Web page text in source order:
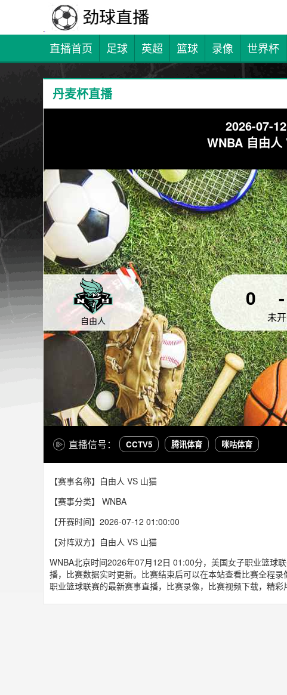
直播首页 足球 英超 篮球 录像 世界杯
丹麦杯直播
2026-07-
WNBA 自由
自由人
0 -
未
直播信号： CCTV5 腾讯体育 咪咕体育
【赛事名称】自由人 VS 山猫
【赛事分类】 WNBA
【开赛时间】2026-07-12 01:00:00
【对阵双方】自由人 VS 山猫
WNBA北京时间2026年07月12日 01:00分，美国女子职业篮球
播，比赛数据实时更新。比赛结束后可以在本站查看比赛全程
职业篮球联赛的最新赛事直播，比赛录像，比赛视频下载，精彩